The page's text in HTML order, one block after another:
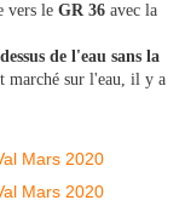
vers le GR 36avec la
de l'eau sans la
marché sur l'eau, il y a